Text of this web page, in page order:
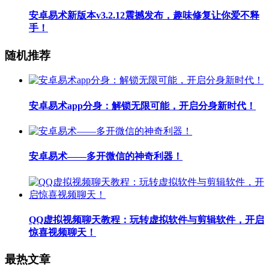
安卓易术新版本v3.2.12震撼发布，趣味修复让你爱不释
手！
随机推荐
安卓易术app分身：解锁无限可能，开启分身新时代！
安卓易术——多开微信的神奇利器！
QQ虚拟视频聊天教程：玩转虚拟软件与剪辑软件，开启
惊喜视频聊天！
最热文章